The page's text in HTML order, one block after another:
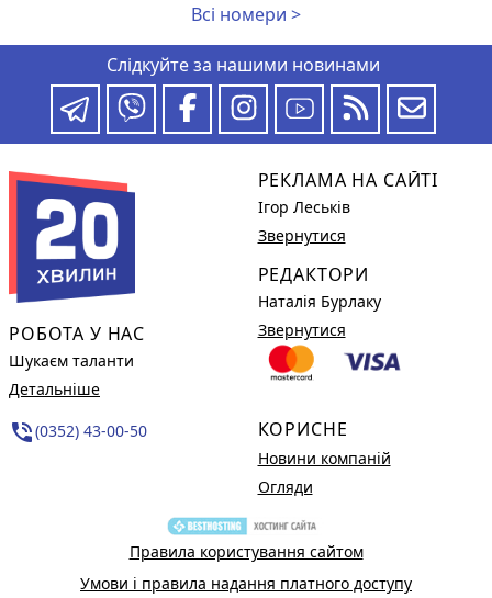
Всі номери >
Слідкуйте за нашими новинами
РОБОТА У НАС
Шукаєм таланти
Детальніше
phone_in_talk(0352) 43-00-50
РЕКЛАМА НА САЙТІ
Ігор Леськів
Звернутися
РЕДАКТОРИ
Наталія Бурлаку
Звернутися
КОРИСНЕ
Новини компаній
Огляди
Правила користування сайтом
Умови і правила надання платного доступу